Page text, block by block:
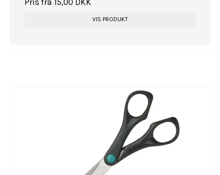
Pris fra 15,00 DKK
VIS PRODUKT